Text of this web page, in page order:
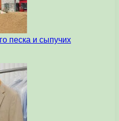
песка и сыпучих